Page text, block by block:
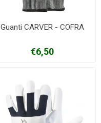
Guanti CARVER - COFRA
€6,50